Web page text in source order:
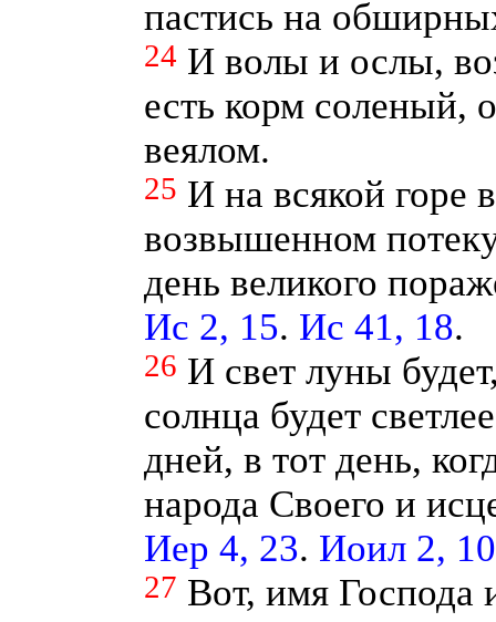
пастись на
24 И волы и ослы,
есть корм
веялом.
25 И на всякой горе
возвышенном
день великого
Ис 2, 15. Ис 41, 18.
26 И свет луны
солнца будет
дней, в тот день,
народа Своего и
Иер 4, 23. Иоил 2, 10
27 Вот, имя Господа